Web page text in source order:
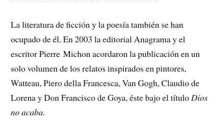
La literatura de ficción y la poesía también se han
ocupado de él. En 2003 la editorial Anagrama y el
escritor Pierre Michon acordaron la publicación en un
solo volumen de los relatos inspirados en pintores,
Watteau, Piero della Francesca, Van Gogh, Claudio de
Lorena y Don Francisco de Goya, éste bajo el títuloDios
no acaba.